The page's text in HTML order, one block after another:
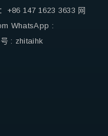
+86 147 1623 3633 网
WhatsApp :
: zhitaihk